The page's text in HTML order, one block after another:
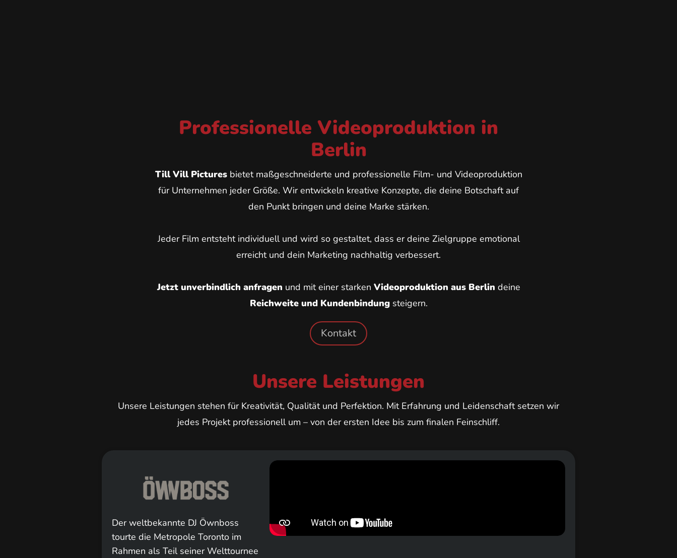
Professionelle Videoproduktion in
Berlin
Till Vill Picturesbietet maßgeschneiderte und professionelle Film- und Videoproduktion
für Unternehmen jeder Größe. Wir entwickeln kreative Konzepte, die deine Botschaft auf
den Punkt bringen und deine Marke stärken.
Jeder Film entsteht individuell und wird so gestaltet, dass er deine Zielgruppe emotional
erreicht und dein Marketing nachhaltig verbessert.
Jetzt unverbindlich anfragen und mit einer starken Videoproduktion aus Berlin deine
Reichweite und Kundenbindungsteigern.
Kontakt
Unsere Leistungen
Unsere Leistungen stehen für Kreativität, Qualität und Perfektion. Mit Erfahrung und Leidenschaft setzen wir
jedes Projekt professionell um – von der ersten Idee bis zum finalen Feinschliff.
Der weltbekannte DJ Öwnboss
tourte die Metropole Toronto im
Rahmen als Teil seiner Welttournee